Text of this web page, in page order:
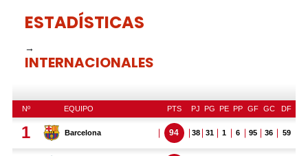
ESTADÍSTICAS
→
INTERNACIONALES